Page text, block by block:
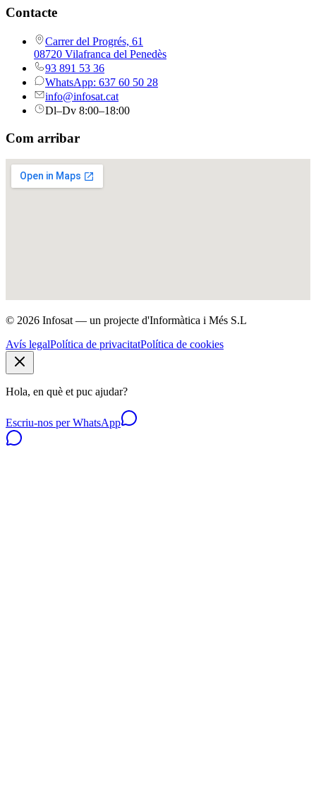
Contacte
Carrer del Progrés, 61
08720 Vilafranca del Penedès
93 891 53 36
WhatsApp: 637 60 50 28
info@infosat.cat
Dl–Dv 8:00–18:00
Com arribar
© 2026 Infosat — un projecte d'Informàtica i Més S.L
Avís legalPolítica de privacitatPolítica de cookies
Hola, en què et puc ajudar?
Escriu-nos per WhatsApp